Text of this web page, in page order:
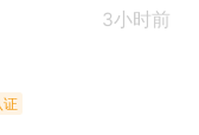
3小时前
证